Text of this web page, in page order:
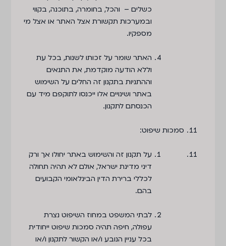
כשלים – והכל, בחומרה, בתוכנה, בקווי
ובמערכות תקשורת אצל האתר או אצל מי
מספקיו.
האתר שומר על זכותו לשנות, בכל עת
וללא הודעה מוקדמת, את התנאים
וההתניות בתקנון זה החלים על השימוש
באתר ושינויים אלו ייכנסו לתוקפם מיד עם
הכנסתם לתקנון.
סמכות שיפוט:
על תקנון זה והשימוש באתר יחולו אך ורק
דיני מדינת ישראל, אולם לא תהיה תחולה
לכללי ברירת הדין הבינלאומי הקבועים
בהם.
לבתי המשפט במחוז השיפוט נצרת
עפולה, חיפה תהיה סמכות שיפוט ייחודית
בכל עניין הנובע ו/או הקשור לתקנון ו/או